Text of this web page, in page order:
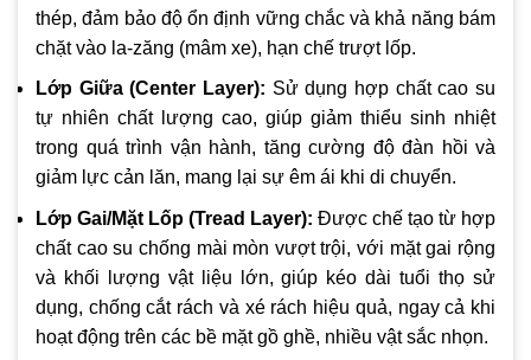
thép, đảm bảo độ ổn định vững chắc và khả năng bám
chặt vào la-zăng (mâm xe), hạn chế trượt lốp.
Lớp Giữa (Center Layer): Sử dụng hợp chất cao su
tự nhiên chất lượng cao, giúp giảm thiểu sinh nhiệt
trong quá trình vận hành, tăng cường độ đàn hồi và
giảm lực cản lăn, mang lại sự êm ái khi di chuyển.
Lớp Gai/Mặt Lốp (Tread Layer): Được chế tạo từ hợp
chất cao su chống mài mòn vượt trội, với mặt gai rộng
và khối lượng vật liệu lớn, giúp kéo dài tuổi thọ sử
dụng, chống cắt rách và xé rách hiệu quả, ngay cả khi
hoạt động trên các bề mặt gồ ghề, nhiều vật sắc nhọn.